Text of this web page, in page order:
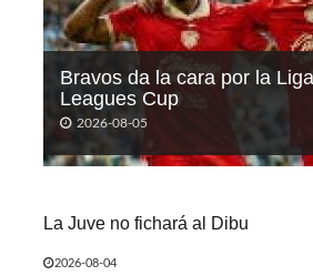
Bravos da la cara por la
Leagues Cup
2026-08-05
La Juve no fichará al Dibu
2026-08-04